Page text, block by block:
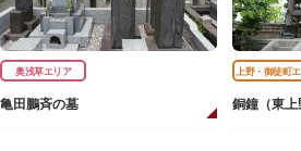
奥浅草エリア
亀田鵬斉の墓
上野・御徒町
銅鐘（東上